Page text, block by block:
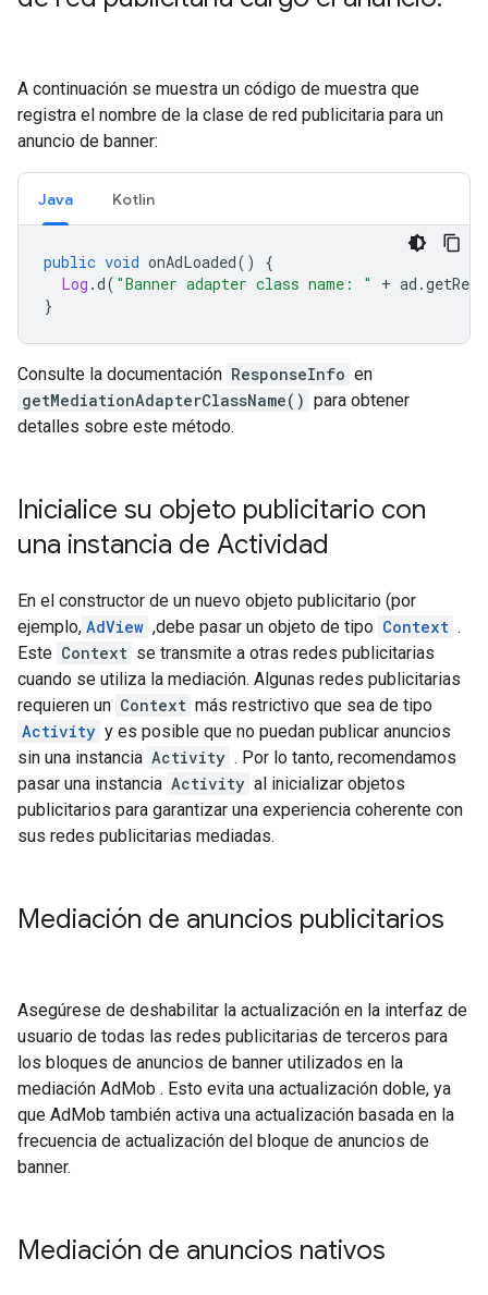
A continuación se muestra un código de muestra que
registra el nombre de la clase de red publicitaria para un
anuncio de banner:
Java Kotlin
public void onAdLoaded()
{
Log .d( "Banner adapter class name: " + ad .
}
Consulte la documentación ResponseInfo en
getMediationAdapterClassName() para obtener
detalles sobre este método.
Inicialice su objeto publicitario con
una instancia de Actividad
En el constructor de un nuevo objeto publicitario (por
ejemplo, AdView ,debe pasar un objeto de tipo Context .
Este Context se transmite a otras redes publicitarias
cuando se utiliza la mediación. Algunas redes publicitarias
requieren un Context más restrictivo que sea de tipo
Activity y es posible que no puedan publicar anuncios
sin una instancia Activity . Por lo tanto, recomendamos
pasar una instancia Activity al inicializar objetos
publicitarios para garantizar una experiencia coherente con
sus redes publicitarias mediadas.
Mediación de anuncios publicitarios
Asegúrese de deshabilitar la actualización en la interfaz de
usuario de todas las redes publicitarias de terceros para
los bloques de anuncios de banner utilizados en la
mediación AdMob . Esto evita una actualización doble, ya
que AdMob también activa una actualización basada en la
frecuencia de actualización del bloque de anuncios de
banner.
Mediación de anuncios nativos